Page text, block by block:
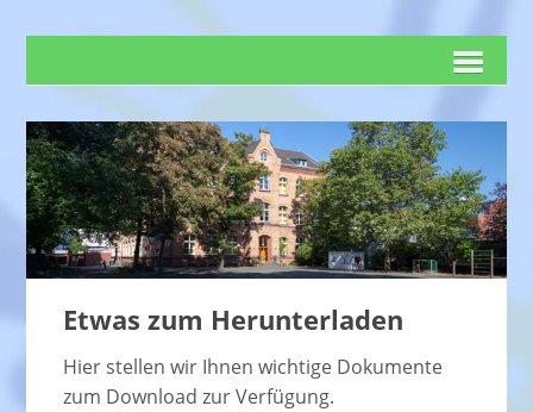
Etwas zum Herunterladen
Hier stellen wir Ihnen wichtige Dokumente
zum Download zur Verfügung.